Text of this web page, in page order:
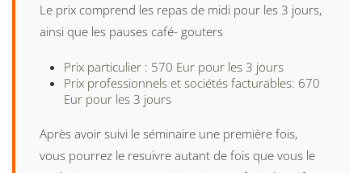
Le prix comprend les repas de midi pour les 3 jours,
ainsi que les pauses café- gouters
Prix particulier : 570 Eur pour les 3 jours
Prix professionnels et sociétés facturables: 670
Eur pour les 3 jours
Après avoir suivi le séminaire une première fois,
vous pourrez le resuivre autant de fois que vous le